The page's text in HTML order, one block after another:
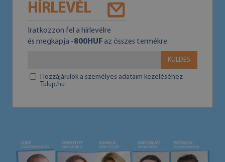
HÍRLEVÉL
Iratkozzon fel a hírlevélre
és megkapja -800HUFaz összes termékre
KÜLDÉS
Hozzájárulok a személyes adataim kezeléséhez
Tulup.hu